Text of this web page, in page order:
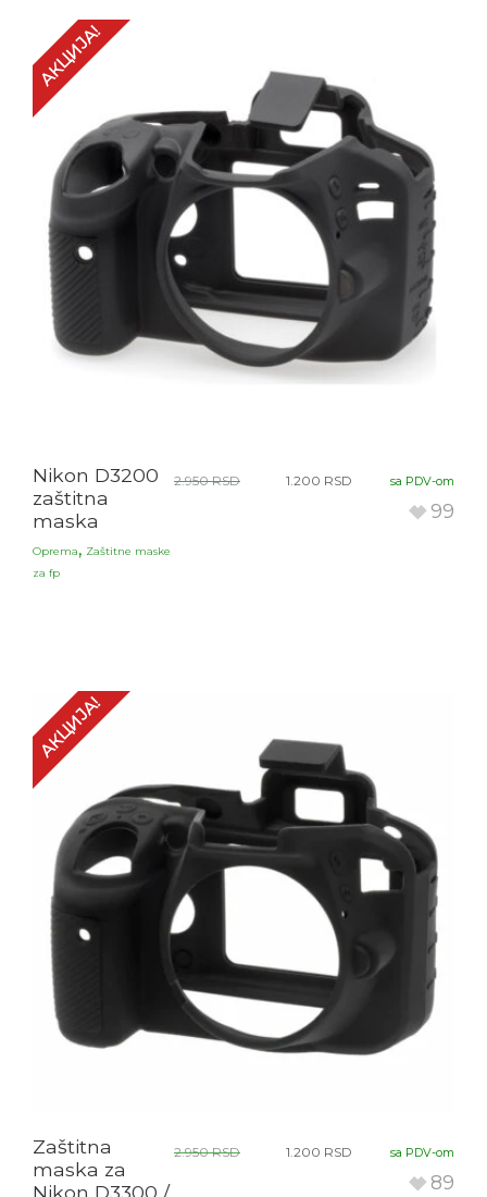
АКЦИЈА!
Nikon D3200
zaštitna
maska
Oprema, Zaštitne maske
za fp
2.950RSD 1.200 RSD sa PDV-om
99
АКЦИЈА!
Zaštitna
maska za
Nikon D3300 /
2.950RSD 1.200 RSD sa PDV-om
89